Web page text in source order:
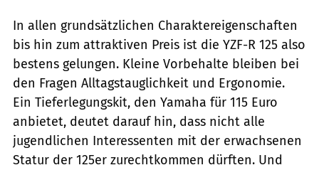
In allen grundsätzlichen Charaktereigenschaften
bis hin zum attraktiven Preis ist die YZF-R 125 also
bestens gelungen. Kleine Vorbehalte bleiben bei
den Fragen Alltagstauglichkeit und Ergonomie.
Ein Tieferlegungskit, den Yamaha für 115 Euro
anbietet, deutet darauf hin, dass nicht alle
jugendlichen Interessenten mit der erwachsenen
Statur der 125er zurechtkommen dürften. Und